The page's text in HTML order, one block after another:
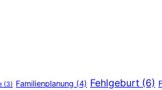
(3) Familienplanung (4) Fehlgeburt (6)